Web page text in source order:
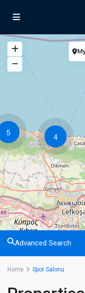
4
5
Advanced Search
Home Spor Salonu